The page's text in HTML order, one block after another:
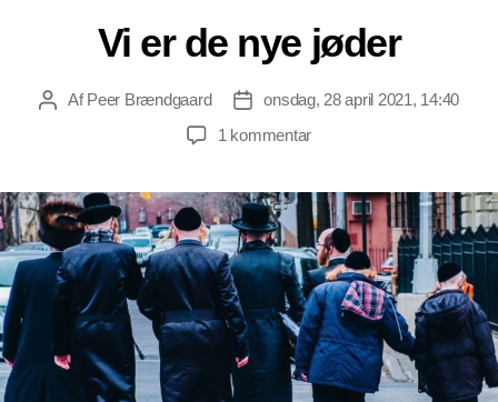
Vi er de nye jøder
Indlægsforfatter
AfPeer Brændgaard Indlægsdato
onsdag, 28 april 2021, 14:40
1 kommentartil
de
nye
jøder